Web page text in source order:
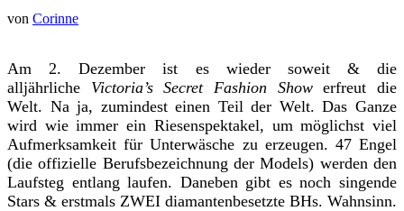
von Corinne
Am 2. Dezember ist es wieder soweit & die
alljährliche Victoria’s Secret Fashion Showerfreut die
Welt. Na ja, zumindest einen Teil der Welt. Das Ganze
wird wie immer ein Riesenspektakel, um möglichst viel
Aufmerksamkeit für Unterwäsche zu erzeugen. 47 Engel
(die offizielle Berufsbezeichnung der Models) werden den
Laufsteg entlang laufen. Daneben gibt es noch singende
Stars & erstmals ZWEI diamantenbesetzte BHs. Wahnsinn.